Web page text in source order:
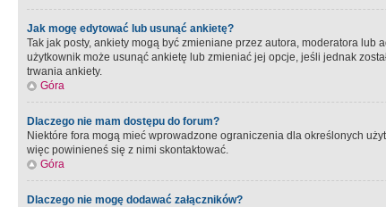
Jak mogę edytować lub usunąć ankietę?
Tak jak posty, ankiety mogą być zmieniane przez autora, moderatora lub
użytkownik może usunąć ankietę lub zmieniać jej opcje, jeśli jednak
trwania ankiety.
Góra
Dlaczego nie mam dostępu do forum?
Niektóre fora mogą mieć wprowadzone ograniczenia dla określonych
więc powinieneś się z nimi skontaktować.
Góra
Dlaczego nie mogę dodawać załączników?